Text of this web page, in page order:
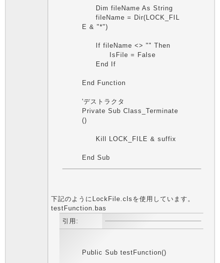
Dim fileName As String
fileName = Dir(LOCK_FIL
E & "*")
If fileName <> "" Then
IsFile = False
End If
End Function
'デストラクタ
Private Sub Class_Terminate
()
Kill LOCK_FILE & suffix
End Sub
下記のようにLockFile.clsを使用しています。
testFunction.bas
引用:
Public Sub testFunction()